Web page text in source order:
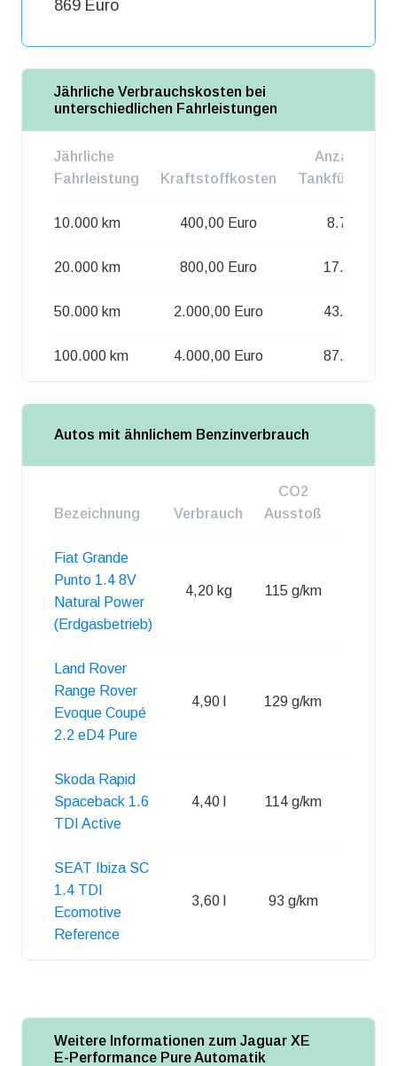
869 Euro
Jährliche Verbrauchskosten bei
unterschiedlichen Fahrleistungen
Jährliche
Fahrleistung
Kraftstoffkosten
Anzahl d.
Tankfüllungen
10.000 km 400,00 Euro 8.726
20.000 km 800,00 Euro 17.452
50.000 km 2.000,00 Euro 43.630
100.000 km 4.000,00 Euro 87.260
Autos mit ähnlichem Benzinverbrauch
Bezeichnung Verbrauch
CO2
Ausstoß
Fiat Grande
Punto 1.4 8V
Natural Power
(Erdgasbetrieb)
4,20 kg 115 g/km
Land Rover
Range Rover
Evoque Coupé
2.2 eD4 Pure
4,90 l 129 g/km
Skoda Rapid
Spaceback 1.6
TDI Active
4,40 l 114 g/km
SEAT Ibiza SC
1.4 TDI
Ecomotive
Reference
3,60 l 93 g/km
Weitere Informationen zum Jaguar XE
E-Performance Pure Automatik